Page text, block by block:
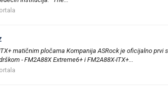
matičnim pločama Kompanija ASRock je oficijalno
- FM2A88X Extreme6+ i FM2A88X-ITX+...